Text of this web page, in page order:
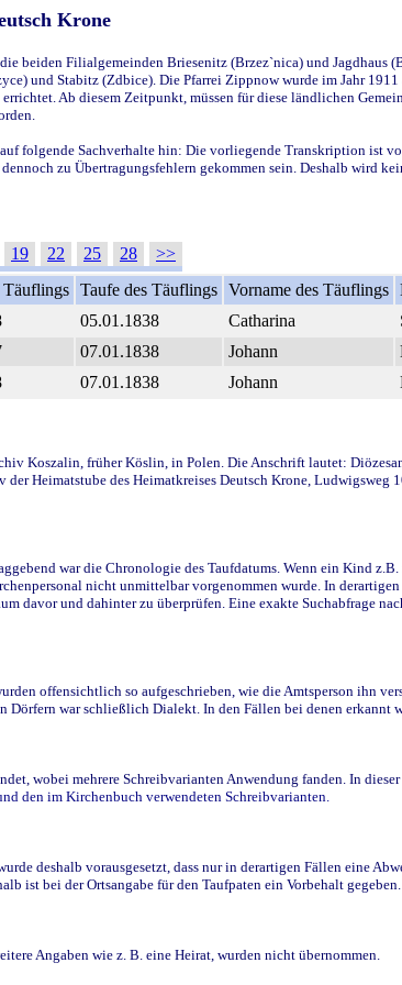
Krone
beiden Filialgemeinden Briesenitz (Brzez`nica) und Jagdhaus
und Stabitz (Zdbice). Die Pfarrei Zippnow wurde im Jahr
Ab diesem Zeitpunkt, müssen für diese ländlichen
folgende Sachverhalte hin: Die vorliegende Transkription ist
zu Übertragungsfehlern gekommen sein. Deshalb wird
19 22 25 28
>>
Täuflings Taufe des Täuflings Vorname des Täuflings
05.01.1838 Catharina
07.01.1838 Johann
07.01.1838 Johann
Koszalin, früher Köslin, in Polen. Die Anschrift lautet:
Heimatstube des Heimatkreises Deutsch Krone,
war die Chronologie des Taufdatums. Wenn ein Kind
nicht unmittelbar vorgenommen wurde. In
davor und dahinter zu überprüfen. Eine exakte Suchabfrage
offensichtlich so aufgeschrieben, wie die Amtsperson ihn
Dörfern war schließlich Dialekt. In den Fällen bei denen
wobei mehrere Schreibvarianten Anwendung fanden. In
den im Kirchenbuch verwendeten Schreibvarianten.
deshalb vorausgesetzt, dass nur in derartigen Fällen eine
ist bei der Ortsangabe für den Taufpaten ein Vorbehalt
Angaben wie z. B. eine Heirat, wurden nicht übernommen.